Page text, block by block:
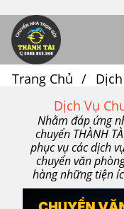
Trang Chủ
Dịch Vụ
Nhằm đáp ứng
chuyển THÀNH
phục vụ các dịch
chuyển văn
hàng những tiện